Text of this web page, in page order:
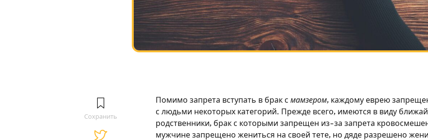
Сохранить
Помимо запрета вступать в брак с мамзером, каждому еврею
с людьми некоторых категорий. Прежде всего, имеются в виду
родственники, брак с которыми запрещен из-за запрета
мужчине запрещено жениться на своей тете, но дяде разрешено